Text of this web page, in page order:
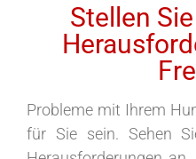
Stellen
Probleme mit Ihrem
für Sie sein. Sehen